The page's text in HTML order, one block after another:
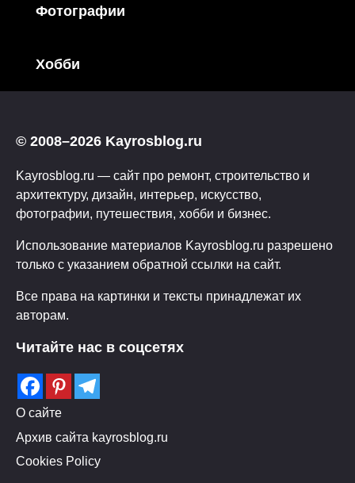
Фотографии
Хобби
© 2008–2026 Kayrosblog.ru
Kayrosblog.ru — сайт про ремонт, строительство и
архитектуру, дизайн, интерьер, искусство,
фотографии, путешествия, хобби и бизнес.
Использование материалов Kayrosblog.ru разрешено
только с указанием обратной ссылки на сайт.
Все права на картинки и тексты принадлежат их
авторам.
Читайте нас в соцсетях
О сайте
Архив сайта kayrosblog.ru
Cookies Policy